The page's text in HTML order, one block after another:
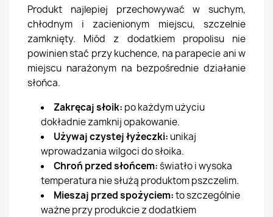
Produkt najlepiej przechowywać w suchym,
chłodnym i zacienionym miejscu, szczelnie
zamknięty. Miód z dodatkiem propolisu nie
powinien stać przy kuchence, na parapecie ani w
miejscu narażonym na bezpośrednie działanie
słońca.
Zakręcaj słoik: po każdym użyciu
dokładnie zamknij opakowanie.
Używaj czystej łyżeczki: unikaj
wprowadzania wilgoci do słoika.
Chroń przed słońcem:światło i wysoka
temperatura nie służą produktom pszczelim.
Mieszaj przed spożyciem:to szczególnie
ważne przy produkcie z dodatkiem